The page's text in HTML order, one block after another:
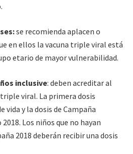
se recomienda aplacen o
en ellos la vacuna triple viral está
etario de mayor vulnerabilidad.
inclusive: deben acreditar al
viral. La primera dosis
vida y la dosis de Campaña
Los niños que no hayan
2018 deberán recibir una dosis